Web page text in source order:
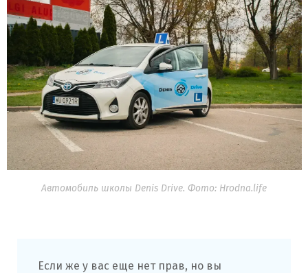
Автомобиль школы Denis Drive. Фото: Hrodna.life
Если же у вас еще нет прав, но вы